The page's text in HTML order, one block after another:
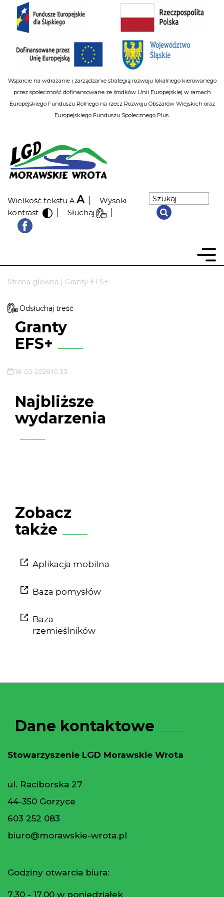
Wsparcie na wdrażanie i zarządzanie strategią rozwoju lokalnego kierowanego
przez społeczność dofinansowane ze środków Unii Europejskiej w ramach
Europejskiego Funduszu Rolnego na rzecz Rozwoju Obszarów Wiejskich oraz
Europejskiego Funduszu Społecznego Plus.
Wielkość tekstu A A
Wysoki
kontrast
Słuchaj
Strona główna | Granty EFS+
Odsłuchaj treść
Granty
EFS+
18-05-2026 10:33
Najbliższe
wydarzenia
Zobacz
także
Aplikacja mobilna
Baza pomysłów
Baza
rzemieślników
Dane kontaktowe
Stowarzyszenie LGD Morawskie Wrota
ul. Raciborska 27
44-350 Gorzyce
603 252 083
biuro@morawskie-wrota.pl
Godziny otwarcia biura:
7.30 - 17.00 w poniedziałek